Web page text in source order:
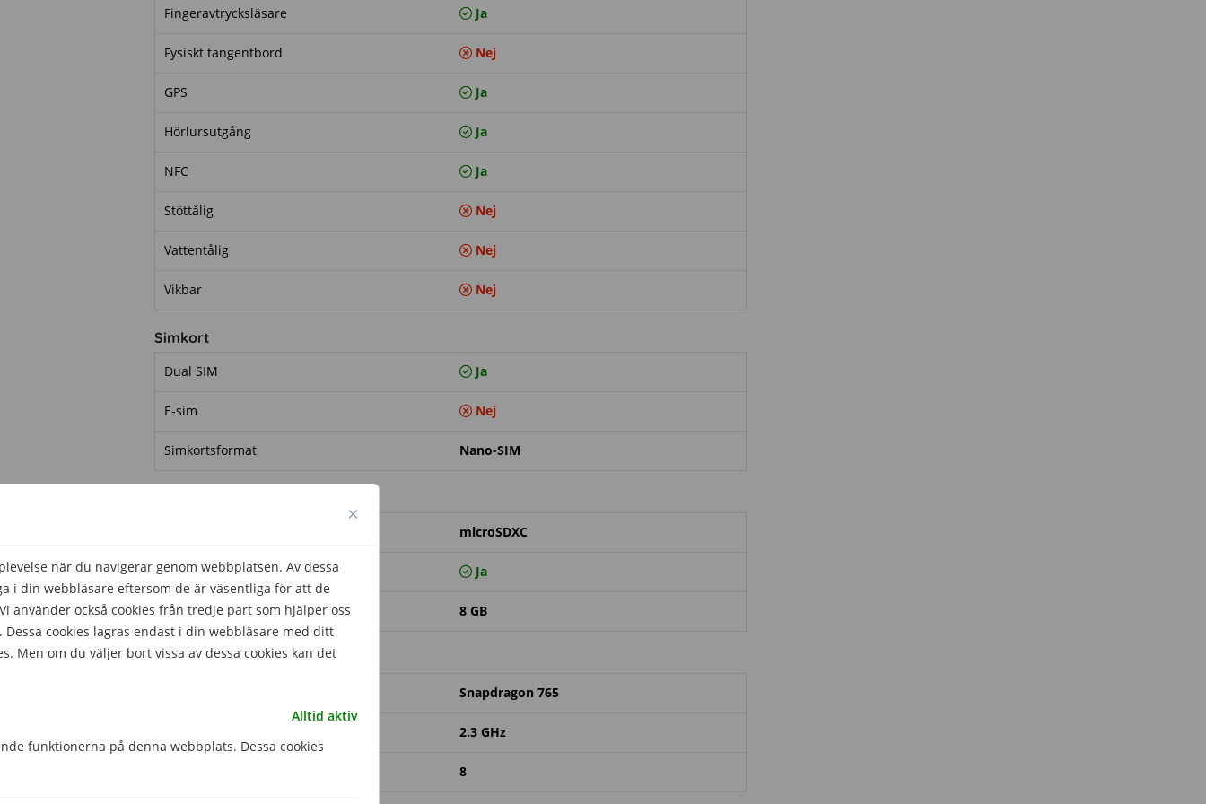
när du navigerar genom webbplatsen. Av dessa
i din webbläsare eftersom de är väsentliga för att de
använder också cookies från tredje part som hjälper oss
cookies lagras endast i din webbläsare med ditt
Men om du väljer bort vissa av dessa cookies kan det
Alltid aktiv
funktionerna på denna webbplats. Dessa cookies
Fingeravtrycksläsare Ja
Fysiskt tangentbord Nej
GPS Ja
Hörlursutgång Ja
NFC Ja
Stöttålig Nej
Vattentålig Nej
Vikbar Nej
Simkort
Dual SIM Ja
E-sim Nej
Simkortsformat Nano-SIM
microSDXC
Plats för extra minneskort Ja
RAM-minne 8 GB
Prestanda
Snapdragon 765
2.3 GHz
8